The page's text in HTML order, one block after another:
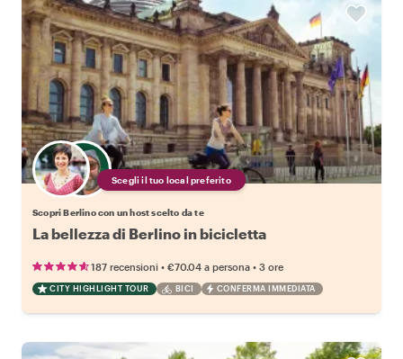
Scegli il tuo local preferito
Scopri Berlino con un host scelto da te
La bellezza di Berlino in bicicletta
187 recensioni • €70.04 a persona • 3 ore
CITY HIGHLIGHT TOUR BICI CONFERMA IMMEDIATA